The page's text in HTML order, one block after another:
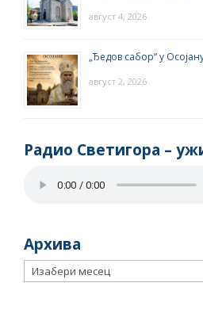
август 4, 2026
„Ђедов сабор“ у
август 2, 2026
Радио Светигора –
Архива
Архива